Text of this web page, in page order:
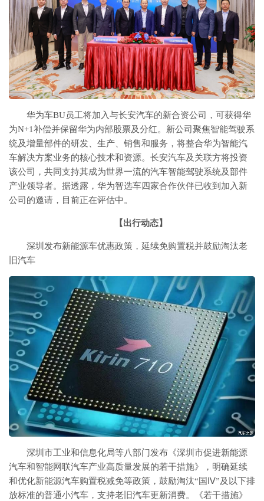
华为车BU员工将加入与长安汽车的新合资公司，可获得华
为N+1补偿并保留华为内部股票及分红。新公司聚焦智能驾驶系
统及增量部件的研发、生产、销售和服务，将整合华为智能汽
车解决方案业务的核心技术和资源。长安汽车及关联方将投资
该公司，共同支持其成为世界一流的汽车智能驾驶系统及部件
产业领导者。据透露，华为智选车四家合作伙伴已收到加入新
公司的邀请，目前正在评估中。
【出行动态】
深圳发布新能源车优惠政策，延续免购置税并鼓励淘汰老
旧汽车
深圳市工业和信息化局等八部门发布《深圳市促进新能源
汽车和智能网联汽车产业高质量发展的若干措施》，明确延续
和优化新能源汽车购置税减免等政策，鼓励淘汰“国Ⅳ”及以下排
放标准的普通小汽车，支持老旧汽车更新消费。《若干措施》